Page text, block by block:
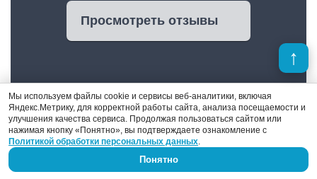
Просмотреть отзывы
Денис Поршнев
Мы используем файлы cookie и сервисы веб-аналитики, включая
Яндекс.Метрику, для корректной работы сайта, анализа посещаемости и
улучшения качества сервиса. Продолжая пользоваться сайтом или
нажимая кнопку «Понятно», вы подтверждаете ознакомление с
Политикой обработки персональных данных.
Понятно